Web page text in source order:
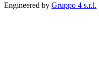
Engineered by Gruppo 4 s.r.l.